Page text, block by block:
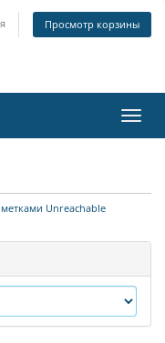
Просмотр корзины
Unreachable